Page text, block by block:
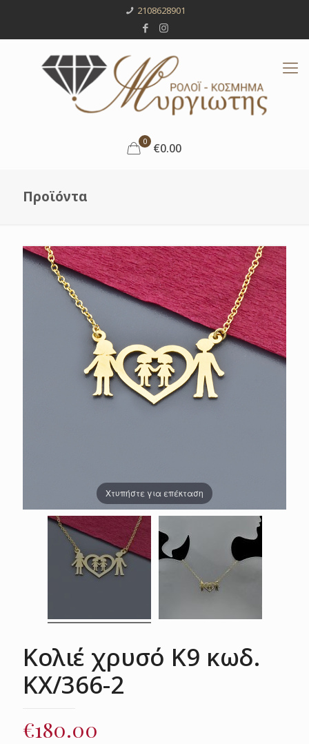
2108628901
0 €0.00
Προϊόντα
Χτυπήστε για επέκταση
Κολιέ χρυσό Κ9 κωδ.
ΚΧ/366-2
€180.00